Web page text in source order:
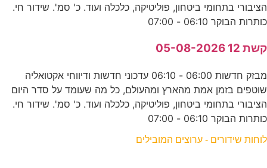
הציבורי בתחומי ביטחון, פוליטיקה, כלכלה ועוד. כ' סמ'. שידור חי.
כותרות הבוקר 06:10 - 07:00
קשת 12 05-08-2026
מבזק חדשות 06:00 - 06:10 עדכוני חדשות ודיווחי אקטואליה
שוטפים בזמן אמת מהארץ ומהעולם, כל מה שעומד על סדר היום
הציבורי בתחומי ביטחון, פוליטיקה, כלכלה ועוד. כ' סמ'. שידור חי.
כותרות הבוקר 06:10 - 07:00
לוחות שידורים - ערוצים המובילים